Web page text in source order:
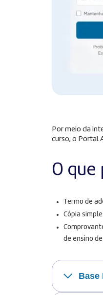
Por meio da
curso, o Portal
O que
Termo de
Cópia
de ensino
Base